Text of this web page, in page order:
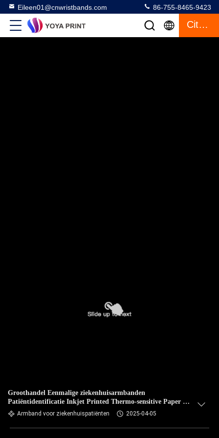
Eileen01@cnwristbands.com 86-755-8465-9423
Citaat
Groothandel Eenmalige ziekenhuisarmbanden
Patiëntidentificatie Inkjet Printed Thermo-sensitive Paper ID
Armbanden
Armband voor ziekenhuispatiënten 2025-04-05